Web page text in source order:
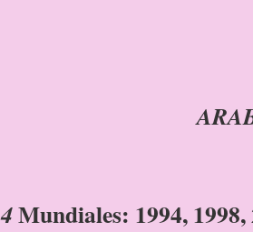
4Mundiales: 1994, 1998,